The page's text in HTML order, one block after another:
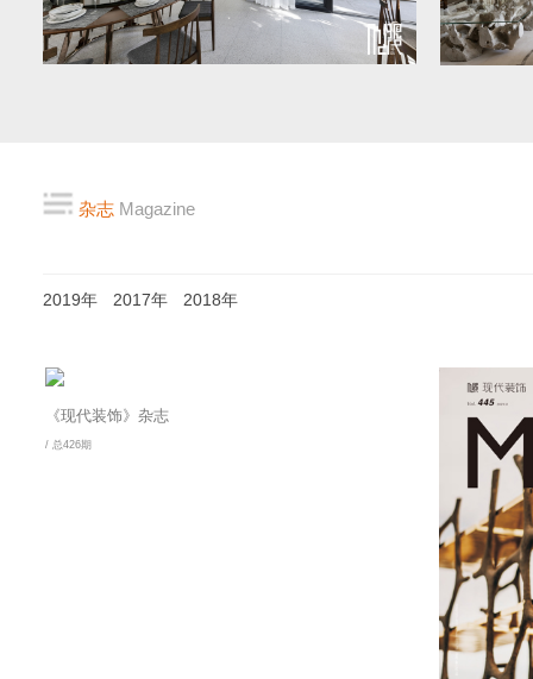
杂志Magazine
2019年 2017年 2018年
《现代装饰》杂志
/ 总426期